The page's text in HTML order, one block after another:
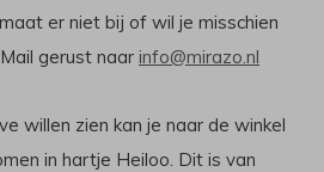
er niet bij of wil je misschien
gerust naar info@mirazo.nl
willen zien kan je naar de winkel
in hartje Heiloo. Dit is van